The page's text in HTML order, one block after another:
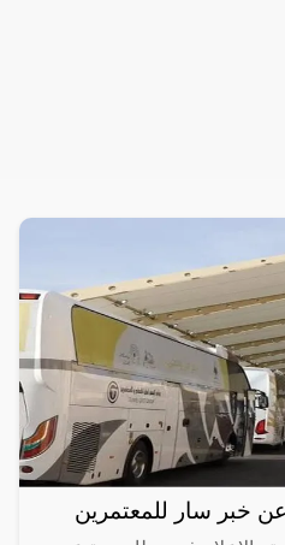
خبر سار للمعتمرين